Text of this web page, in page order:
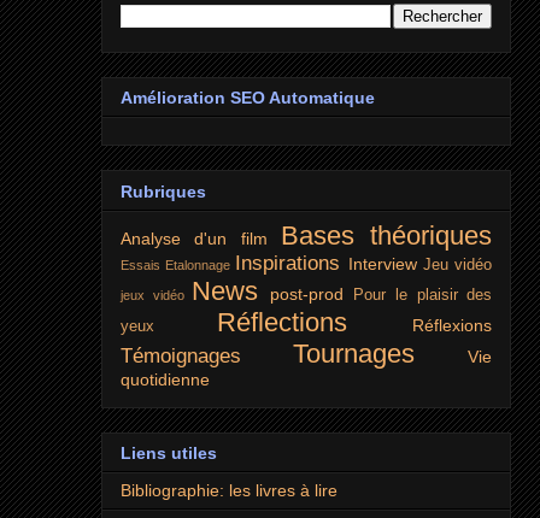
Amélioration SEO Automatique
Rubriques
Analyse d'un film Bases théoriques
Essais Etalonnage Inspirations Interview Jeu vidéo
jeux vidéo News post-prod
Pour le plaisir des
yeux
Réflections Réflexions
Témoignages Tournages
Vie
quotidienne
Liens utiles
Bibliographie: les livres à lire